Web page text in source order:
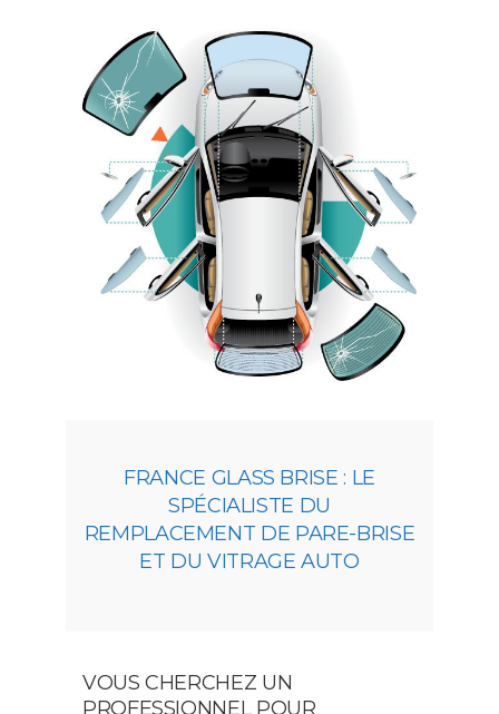
FRANCE GLASS BRISE : LE
SPÉCIALISTE DU
REMPLACEMENT DE PARE-BRISE
ET DU VITRAGE AUTO
VOUS CHERCHEZ UN
PROFESSIONNEL POUR